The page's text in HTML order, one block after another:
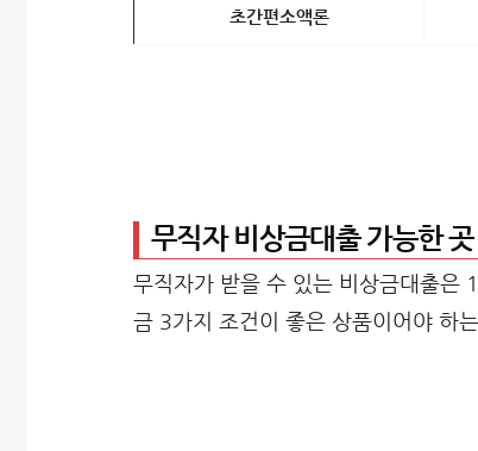
초간편소액론
무직자 비상금대출 가능한 곳
무직자가 받을 수 있는 비상금대출은
금 3가지 조건이 좋은 상품이어야 하